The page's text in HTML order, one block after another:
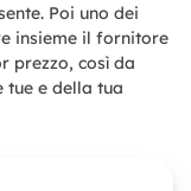
Poi uno dei
insieme il fornitore
prezzo, così da
tue e della tua